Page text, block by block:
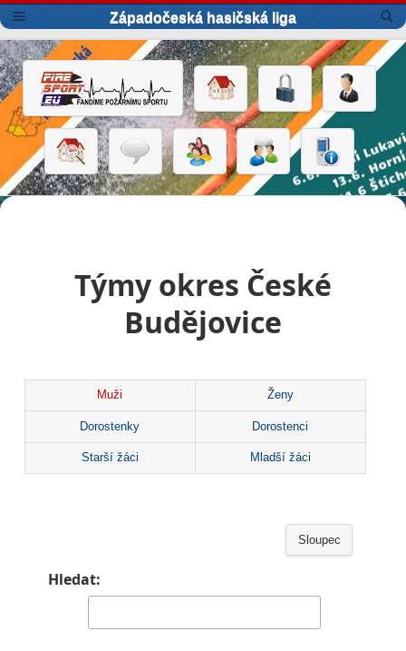
Západočeská hasičská liga
Týmy okres České
Budějovice
Muži Ženy
Dorostenky Dorostenci
Starší žáci Mladší žáci
Sloupec
Hledat: